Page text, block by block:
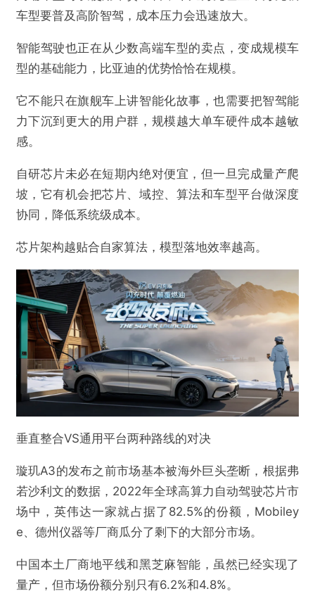
车型要普及高阶智驾，成本压力会迅速放大。
智能驾驶也正在从少数高端车型的卖点，变成规模车
型的基础能力，比亚迪的优势恰恰在规模。
它不能只在旗舰车上讲智能化故事，也需要把智驾能
力下沉到更大的用户群，规模越大单车硬件成本越敏
感。
自研芯片未必在短期内绝对便宜，但一旦完成量产爬
坡，它有机会把芯片、域控、算法和车型平台做深度
协同，降低系统级成本。
芯片架构越贴合自家算法，模型落地效率越高。
垂直整合VS通用平台两种路线的对决
璇玑A3的发布之前市场基本被海外巨头垄断，根据弗
若沙利文的数据，2022年全球高算力自动驾驶芯片市
场中，英伟达一家就占据了82.5%的份额，Mobiley
e、德州仪器等厂商瓜分了剩下的大部分市场。
中国本土厂商地平线和黑芝麻智能，虽然已经实现了
量产，但市场份额分别只有6.2%和4.8%。